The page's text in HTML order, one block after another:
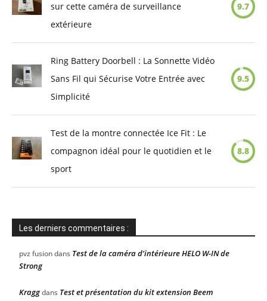
sur cette caméra de surveillance
extérieure
9.7
Ring Battery Doorbell : La Sonnette Vidéo
Sans Fil qui Sécurise Votre Entrée avec
Simplicité
9.5
Test de la montre connectée Ice Fit : Le
compagnon idéal pour le quotidien et le
sport
8.8
Les derniers commentaires :
pvz fusiondans Test de la caméra d’intérieure HELO W-IN de
Strong
Kraggdans Test et présentation du kit extension Beem